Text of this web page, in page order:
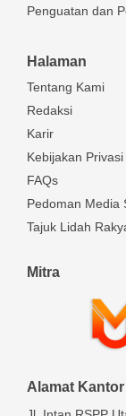
Penguatan dan
Halaman
Tentang Kami
Redaksi
Karir
Kebijakan Privasi
FAQs
Pedoman Media
Tajuk Lidah
Mitra
Alamat Kantor